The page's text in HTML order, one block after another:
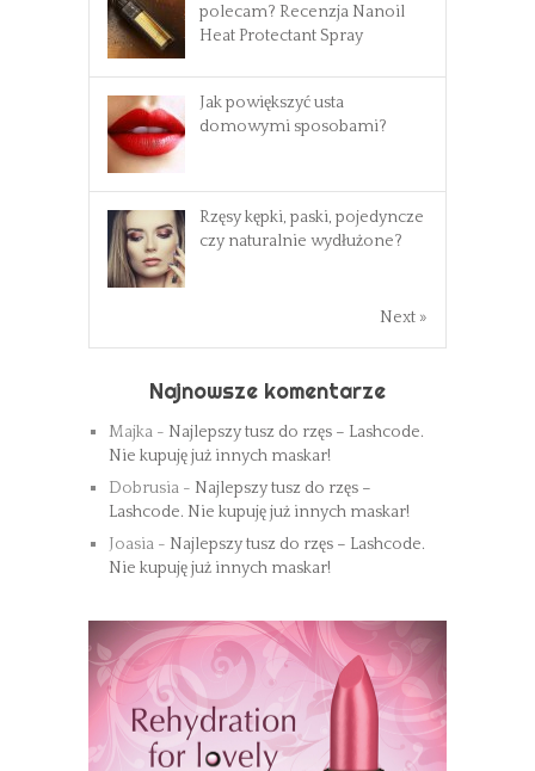
polecam? Recenzja Nanoil
Heat Protectant Spray
Jak powiększyć usta
domowymi sposobami?
Rzęsy kępki, paski, pojedyncze
czy naturalnie wydłużone?
Next »
Najnowsze komentarze
Majka - Najlepszy tusz do rzęs – Lashcode.
Nie kupuję już innych maskar!
Dobrusia - Najlepszy tusz do rzęs –
Lashcode. Nie kupuję już innych maskar!
Joasia - Najlepszy tusz do rzęs – Lashcode.
Nie kupuję już innych maskar!